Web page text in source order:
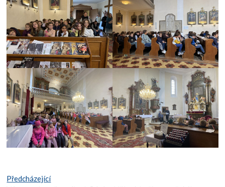
Navigace
PředcházejícíPředcházející: